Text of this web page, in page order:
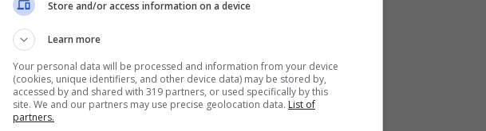
Store and/or access information on a device
Learn more
Your personal data will be processed and information from your device
(cookies, unique identifiers, and other device data) may be stored by,
accessed by and shared with 319 partners, or used specifically by this
site. We and our partners may use precise geolocation data. List of
partners.